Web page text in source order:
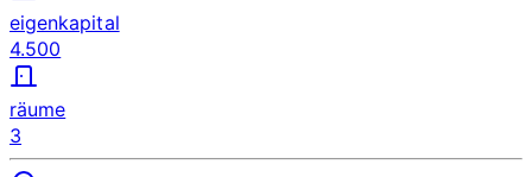
eigenkapital
4.500
räume
3